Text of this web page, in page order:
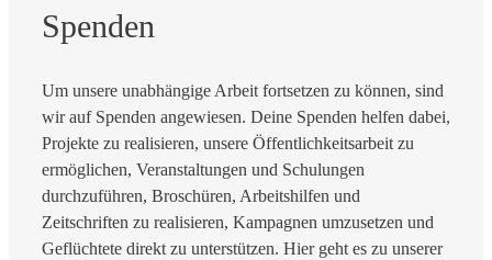
Spenden
Um unsere unabhängige Arbeit fortsetzen zu können, sind
wir auf Spenden angewiesen. Deine Spenden helfen dabei,
Projekte zu realisieren, unsere Öffentlichkeitsarbeit zu
ermöglichen, Veranstaltungen und Schulungen
durchzuführen, Broschüren, Arbeitshilfen und
Zeitschriften zu realisieren, Kampagnen umzusetzen und
Geflüchtete direkt zu unterstützen. Hier geht es zu unserer